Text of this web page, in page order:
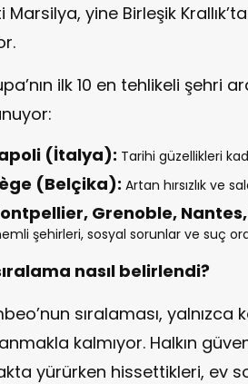
Marsilya, yine Birleşik
ilk 10 en tehlikeli şehri
(İtalya): Tarihi güzellikleri
(Belçika): Artan hırsızlık ve
Grenoble,
şehirleri, sosyal sorunlar ve suç
nasıl belirlendi?
sıralaması, yalnızca
kalmıyor. Halkın
yürürken hissettikleri, ev